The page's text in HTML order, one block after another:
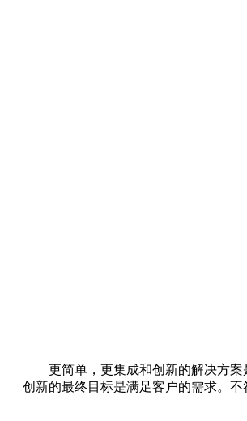
更简单，更集成和创新的解决方
创新的最终目标是满足客户的需求。